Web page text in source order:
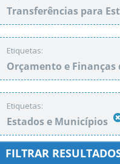
Transferências para
Etiquetas:
Orçamento e Finanças
Etiquetas:
Estados e Municípios
FILTRAR